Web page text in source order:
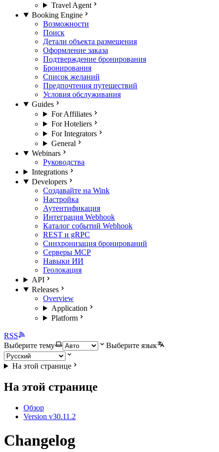
Travel Agent
Booking Engine
Возможности
Поиск
Детали объекта размещения
Оформление заказа
Подтверждение бронирования
Бронирования
Список желаний
Предпочтения путешествий
Условия обслуживания
Guides
For Affiliates
For Hoteliers
For Integrators
General
Webinars
Руководства
Integrations
Developers
Создавайте на Wink
Настройка
Аутентификация
Интеграция Webhook
Каталог событий Webhook
REST и gRPC
Синхронизация бронирований
Серверы MCP
Навыки ИИ
Геолокация
API
Releases
Overview
Application
Platform
RSS
Выберите тему
Выберите язык
На этой странице
На этой странице
Обзор
Version v30.11.2
Changelog